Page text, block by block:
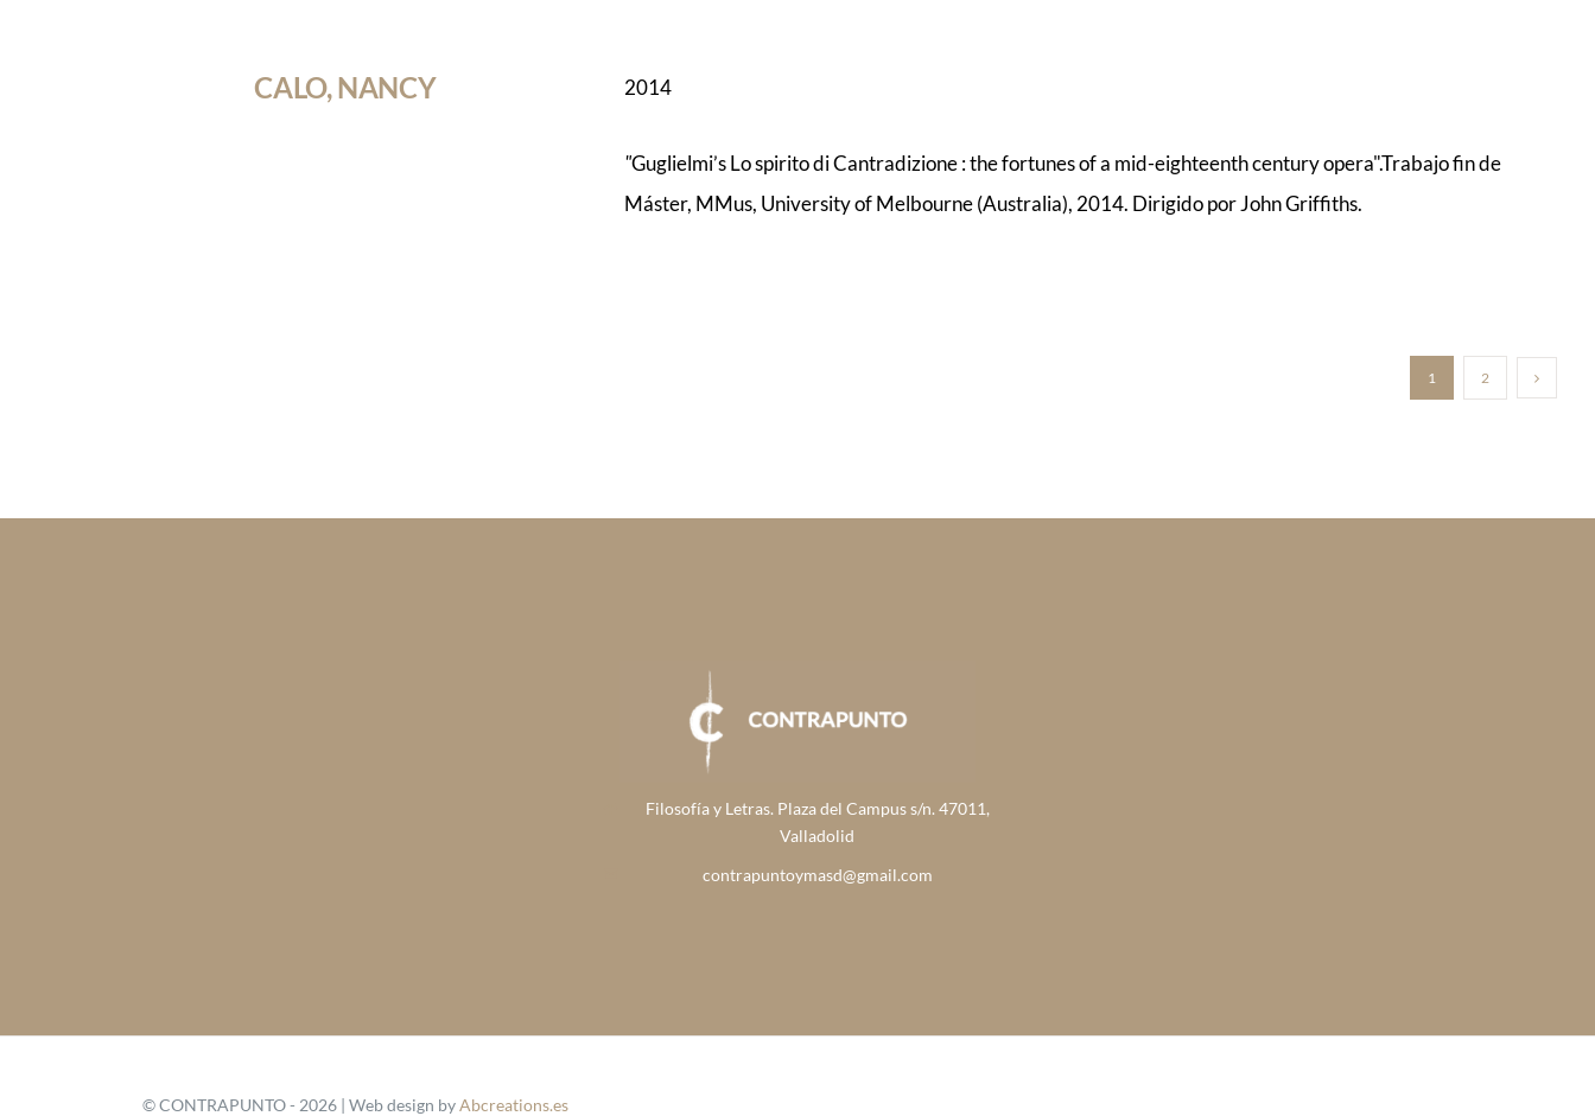
CALO, NANCY 2014
"Guglielmi’s Lo spirito di Cantradizione : the fortunes of a mid-eighteenth century opera".Trabajo fin de
Máster, MMus, University of Melbourne (Australia), 2014. Dirigido por John Griffiths.
1 2
Filosofía y Letras. Plaza del Campus s/n. 47011,
Valladolid
contrapuntoymasd@gmail.com
© CONTRAPUNTO - 2026 | Web design byAbcreations.es